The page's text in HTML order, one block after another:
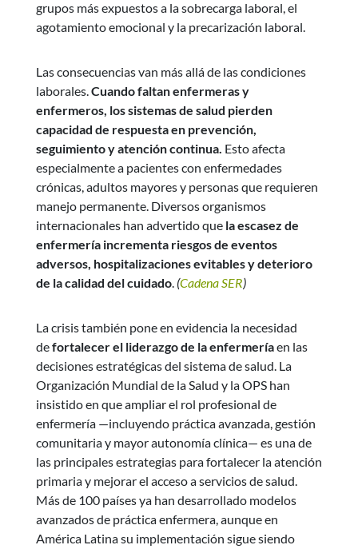
grupos más expuestos a la sobrecarga laboral, el
agotamiento emocional y la precarización laboral.
Las consecuencias van más allá de las condiciones
laborales.Cuando faltan enfermeras y
enfermeros, los sistemas de salud pierden
capacidad de respuesta en prevención,
seguimiento y atención continua. Esto afecta
especialmente a pacientes con enfermedades
crónicas, adultos mayores y personas que requieren
manejo permanente. Diversos organismos
internacionales han advertido que la escasez de
enfermería incrementa riesgos de eventos
adversos, hospitalizaciones evitables y deterioro
de la calidad del cuidado. (Cadena SER)
La crisis también pone en evidencia la necesidad
defortalecer el liderazgo de la enfermeríaen las
decisiones estratégicas del sistema de salud. La
Organización Mundial de la Salud y la OPS han
insistido en que ampliar el rol profesional de
enfermería —incluyendo práctica avanzada, gestión
comunitaria y mayor autonomía clínica— es una de
las principales estrategias para fortalecer la atención
primaria y mejorar el acceso a servicios de salud.
Más de 100 países ya han desarrollado modelos
avanzados de práctica enfermera, aunque en
América Latina su implementación sigue siendo